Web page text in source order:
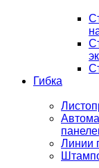
Гибка
Линии